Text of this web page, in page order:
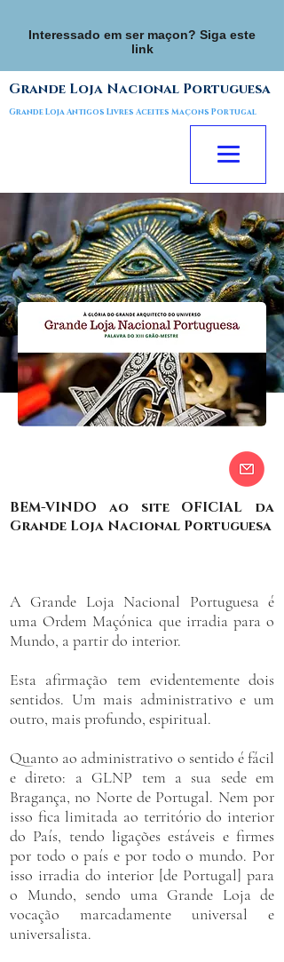
Interessado em ser maçon? Siga este
link
Grande Loja Nacional Portuguesa
Grande Loja Antigos Livres Aceites Maçons Portugal
BEM-VINDO ao site OFICIAL da
Grande Loja Nacional Portuguesa
A Grande Loja Nacional Portuguesa é
uma Ordem Maçónica que irradia para o
Mundo, a partir do interior.
Esta afirmação tem evidentemente dois
sentidos. Um mais administrativo e um
outro, mais profundo, espiritual.
​Quanto ao administrativo o sentido é fácil
e direto: a GLNP tem a sua sede em
Bragança, no Norte de Portugal. Nem por
isso fica limitada ao território do interior
do País, tendo ligações estáveis e firmes
por todo o país e por todo o mundo. Por
isso irradia do interior [de Portugal] para
o Mundo, sendo uma Grande Loja de
vocação marcadamente universal e
universalista.